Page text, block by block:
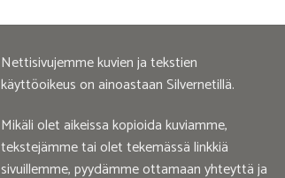
Nettisivujemme kuvien ja tekstien
käyttöoikeus on ainoastaan Silvernetillä.
Mikäli olet aikeissa kopioida kuviamme,
tekstejämme tai olet tekemässä linkkiä
sivuillemme, pyydämme ottamaan yhteyttä ja